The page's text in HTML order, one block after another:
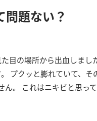
題ない？
目の場所から出血しま
プクッと膨れていて、そ
。 これはニキビと思っ